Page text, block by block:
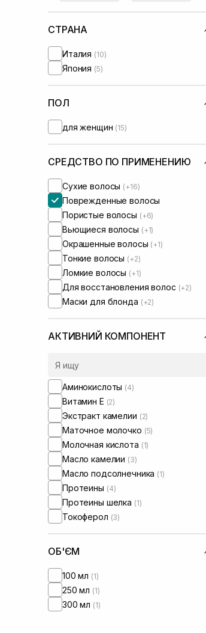
СТРАНА
Италия (10)
Япония (5)
ПОЛ
для женщин (15)
СРЕДСТВО ПО ПРИМЕНЕНИЮ
Сухие волосы (+16)
Поврежденные волосы
Пористые волосы (+6)
Вьющиеся волосы (+1)
Окрашенные волосы (+1)
Тонкие волосы (+2)
Ломкие волосы (+1)
Для восстановления волос (+2)
Маски для блонда (+2)
АКТИВНИЙ КОМПОНЕНТ
Аминокислоты (4)
Витамин Е (2)
Экстракт камелии (2)
Маточное молочко (5)
Молочная кислота (1)
Масло камелии (3)
Масло подсолнечника (1)
Протеины (4)
Протеины шелка (1)
Токоферол (3)
ОБ'ЄМ
100 мл (1)
250 мл (1)
300 мл (1)